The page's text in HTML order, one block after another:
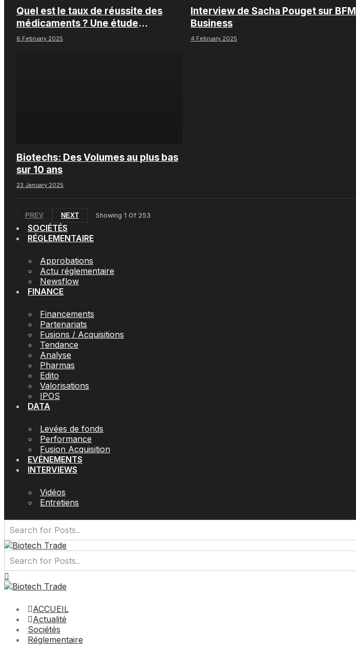
Quel est le taux de réussite des
médicaments ? Une étude
intéressante chez les Big Pharmas
6 February 2025
Interview de Sacha Pouget sur BFM
Business
4 February 2025
Biotechs: Des Volumes au plus bas
sur 10 ans
23 January 2025
PREV NEXT Showing 1 Of 253
SOCIÉTÉS
RÉGLEMENTAIRE
Approbations
Actu réglementaire
Newsflow
FINANCE
Financements
Partenariats
Fusions / Acquisitions
Tendance
Analyse
Pharmas
Edito
Valorisations
IPOS
DATA
Levées de fonds
Performance
Fusion Acquisition
EVÉNEMENTS
INTERVIEWS
Vidéos
Entretiens
ACCUEIL
Actualité
Sociétés
Réglementaire